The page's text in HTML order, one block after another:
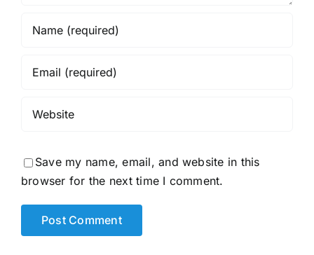
Save my name, email, and website in this
browser for the next time I comment.